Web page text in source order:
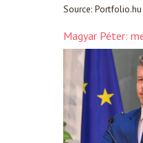
Source:
Magyar Péter: